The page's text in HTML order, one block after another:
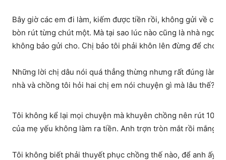
Bây giờ các em đi làm, kiếm được tiền rồi, không gửi về
bòn rút từng chút một. Mà tại sao lúc nào cũng là nhà
không bảo gửi cho. Chị bảo tôi phải khôn lên đừng để cho
Những lời chị dâu nói quá thẳng thừng nhưng rất đúng làm
nhà và chồng tôi hỏi hai chị em nói chuyện gì mà lâu thế?
Tôi không kể lại mọi chuyện mà khuyên chồng nên rút 10
của mẹ yếu không làm ra tiền. Anh trợn tròn mắt rồi mắng
Tôi không biết phải thuyết phục chồng thế nào, để anh ấy